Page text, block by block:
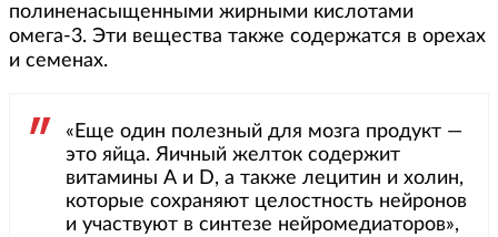
полиненасыщенными жирными кислотами
омега-3. Эти вещества также содержатся в орехах
и семенах.
«Еще один полезный для мозга продукт —
это яйца. Яичный желток содержит
витамины А и D, а также лецитин и холин,
которые сохраняют целостность нейронов
и участвуют в синтезе нейромедиаторов»,